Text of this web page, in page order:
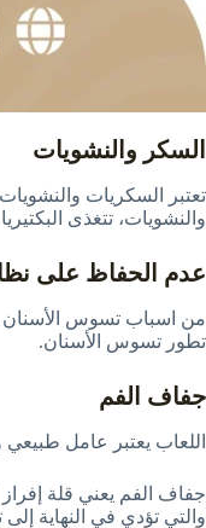
السكر والنشويات
تعتبر السكريات
والنشويات، تتغذى
عدم الحفاظ على
من اسباب تسوس الأسنان
تطور تسوس الأسنان.
جفاف الفم
اللعاب يعتبر عامل
جفاف الفم يعني قلة إفراز
والتي تؤدي في النهاية إلى